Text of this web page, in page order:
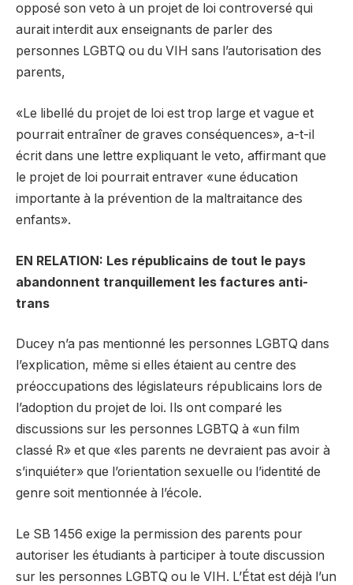
opposé son veto à un projet de loi controversé qui
aurait interdit aux enseignants de parler des
personnes LGBTQ ou du VIH sans l’autorisation des
parents,
«Le libellé du projet de loi est trop large et vague et
pourrait entraîner de graves conséquences», a-t-il
écrit dans une lettre expliquant le veto, affirmant que
le projet de loi pourrait entraver «une éducation
importante à la prévention de la maltraitance des
enfants».
EN RELATION: Les républicains de tout le pays
abandonnent tranquillement les factures anti-
trans
Ducey n’a pas mentionné les personnes LGBTQ dans
l’explication, même si elles étaient au centre des
préoccupations des législateurs républicains lors de
l’adoption du projet de loi. Ils ont comparé les
discussions sur les personnes LGBTQ à «un film
classé R» et que «les parents ne devraient pas avoir à
s’inquiéter» que l’orientation sexuelle ou l’identité de
genre soit mentionnée à l’école.
Le SB 1456 exige la permission des parents pour
autoriser les étudiants à participer à toute discussion
sur les personnes LGBTQ ou le VIH. L’État est déjà l’un